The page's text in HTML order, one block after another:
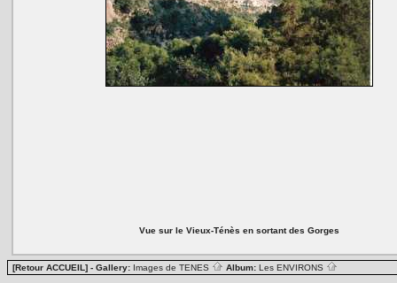
Vue sur le Vieux-Ténès en sortant des Gorges
[Retour ACCUEIL] - Gallery: Images de TENES Album: Les ENVIRONS